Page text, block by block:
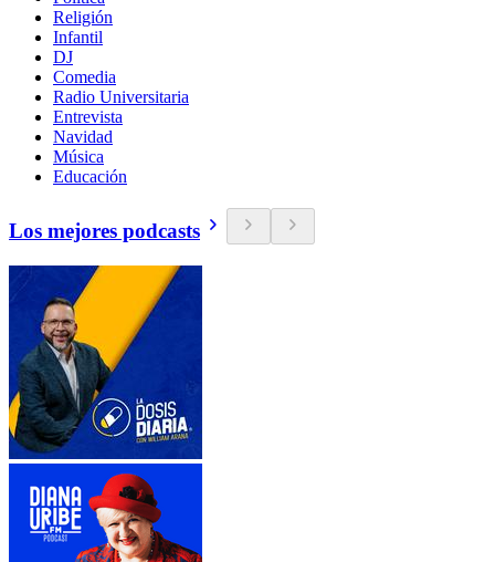
Religión
Infantil
DJ
Comedia
Radio Universitaria
Entrevista
Navidad
Música
Educación
Los mejores podcasts